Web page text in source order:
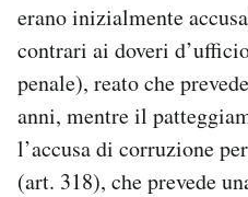
erano inizialmente
contrari ai doveri
penale), reato che
anni, mentre il
l’accusa di corruzione
(art. 318), che prevede